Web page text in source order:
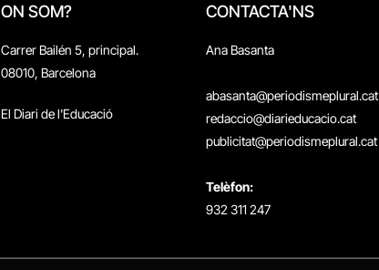
ON SOM?
Carrer Bailén 5, principal.
08010, Barcelona
El Diari de l'Educació
CONTACTA'NS
Ana Basanta
abasanta@periodismeplural.cat
redaccio@diarieducacio.cat
publicitat@periodismeplural.cat
Telèfon:
932 311 247